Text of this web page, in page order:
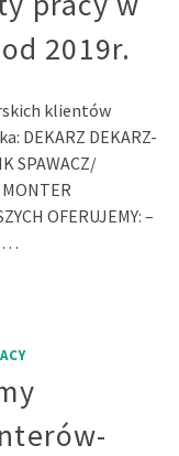
2019r.
klientów
DEKARZ DEKARZ-
SPAWACZ/
MONTER
OFERUJEMY: –
…